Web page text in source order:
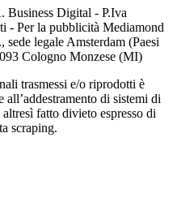
Business Digital - P.Iva
- Per la pubblicità Mediamond
legale Amsterdam (Paesi
Cologno Monzese (MI)
trasmessi e/o riprodotti è
di sistemi di
fatto divieto espresso di
scraping.